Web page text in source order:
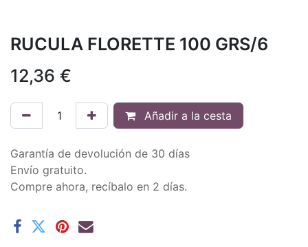
RUCULA FLORETTE 100 GRS/6
12,36 €
Añadir a la cesta
Garantía de devolución de 30 días
Envío gratuito.
Compre ahora, recíbalo en 2 días.